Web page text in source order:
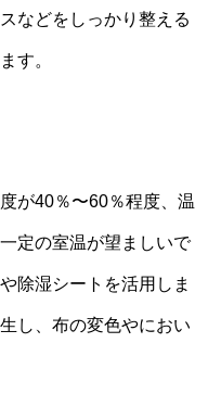
などをしっかり整える
す。
が40％〜60％程度、温
定の室温が望ましいで
除湿シートを活用しま
し、布の変色やにおい